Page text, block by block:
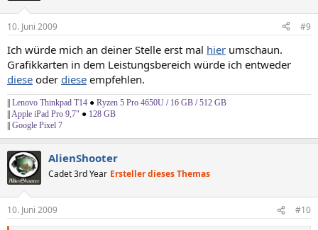
10. Juni 2009 #9
Ich würde mich an deiner Stelle erst mal hier umschaun.
Grafikkarten in dem Leistungsbereich würde ich entweder
diese oder diese empfehlen.
|| Lenovo Thinkpad T14 ● Ryzen 5 Pro 4650U / 16 GB /512 GB
|| Apple iPad Pro 9,7" ● 128 GB
|| Google Pixel 7
AlienShooter
Cadet 3rd Year Ersteller dieses Themas
10. Juni 2009 #10